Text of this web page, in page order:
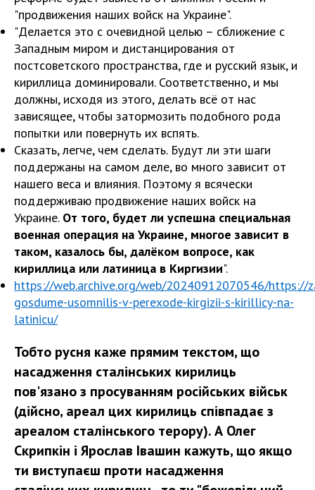
"продвижения наших войск на Украине".
"Делается это с очевидной целью – сближение с
Западным миром и дистанцирования от
постсоветского пространства, где и русский язык, и
кириллица доминировали. Соответственно, и мы
должны, исходя из этого, делать всё от нас
зависящее, чтобы затормозить подобного рода
попытки или повернуть их вспять.
Сказать, легче, чем сделать. Будут ли эти шаги
поддержаны на самом деле, во много зависит от
нашего веса и влияния. Поэтому я всячески
поддерживаю продвижение наших войск на
Украине. От того, будет ли успешна специальная
военная операция на Украине, многое зависит в
таком, казалось бы, далёком вопросе, как
кириллица или латиница в Киргизии".
https://web.archive.org/web/20240912070546/https://
gosdume-usomnilis-v-perexode-kirgizii-s-kirillicy-na-
latinicu/
Тобто русня каже прямим текстом, що
насадження сталінських кирилиць
пов'язано з просуванням російських військ
(дійсно, ареал цих кирилиць співпадає з
ареалом сталінського терору). А Олег
Скрипкін і Ярослав Івашин кажуть, що якщо
ти виступаєш проти насадження